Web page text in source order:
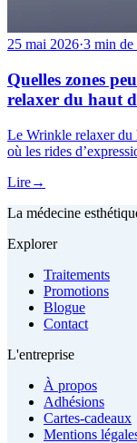
25 mai 2026·3 min de
Quelles zones
relaxer du haut
Le Wrinkle relaxer du
où les rides
Lire→
La médecine
Explorer
Traitements
Promotions
Blogue
Contact
L'entreprise
À propos
Adhésions
Cartes-cadeaux
Mentions